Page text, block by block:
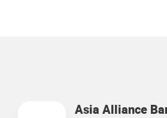
Asia Alliance